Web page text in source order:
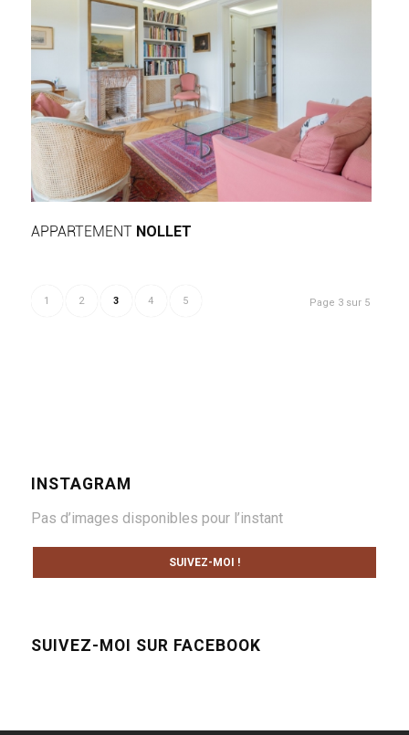
APPARTEMENT NOLLET
Page 3 sur 5
1 2 3 4 5
INSTAGRAM
Pas d’images disponibles pour l’instant
SUIVEZ-MOI !
SUIVEZ-MOI SUR FACEBOOK